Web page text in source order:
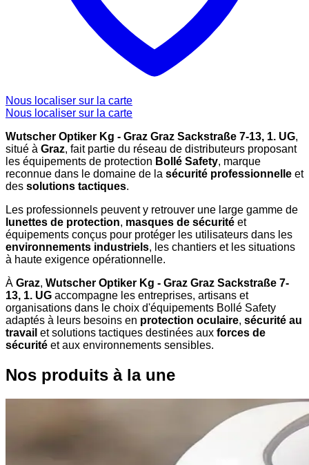
Nous localiser sur la carte
Nous localiser sur la carte
Wutscher Optiker Kg - Graz Graz Sackstraße 7-13, 1. UG,
situé à Graz, fait partie du réseau de distributeurs proposant
les équipements de protection Bollé Safety, marque
reconnue dans le domaine de la sécurité professionnelle et
des solutions tactiques.
Les professionnels peuvent y retrouver une large gamme de
lunettes de protection, masques de sécurité et
équipements conçus pour protéger les utilisateurs dans les
environnements industriels, les chantiers et les situations
à haute exigence opérationnelle.
À Graz, Wutscher Optiker Kg - Graz Graz Sackstraße 7-
13, 1. UG accompagne les entreprises, artisans et
organisations dans le choix d'équipements Bollé Safety
adaptés à leurs besoins en protection oculaire, sécurité au
travail et solutions tactiques destinées aux forces de
sécurité et aux environnements sensibles.
Nos produits à la une